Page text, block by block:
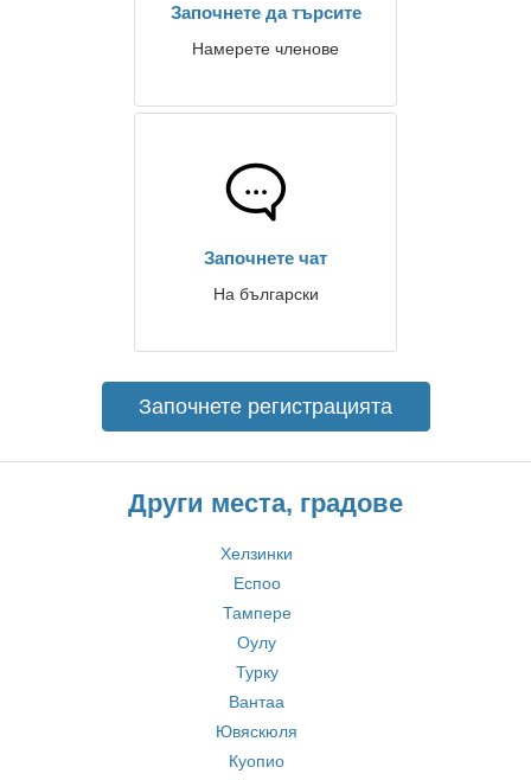
Започнете да търсите
Намерете членове
Започнете чат
На български
Започнете регистрацията
Други места, градове
Хелзинки
Еспоо
Тампере
Оулу
Турку
Вантаа
Ювяскюля
Куопио